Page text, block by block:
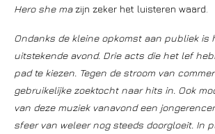
Hero she mazijn zeker het luisteren waard.
Ondanks de kleine opkomst aan publiek is
uitstekende avond. Drie acts die het lef
pad te kiezen. Tegen de stroom van
gebruikelijke zoektocht naar hits in. Ook
van deze muziek vanavond een
sfeer van weleer nog steeds doorgloeit. In